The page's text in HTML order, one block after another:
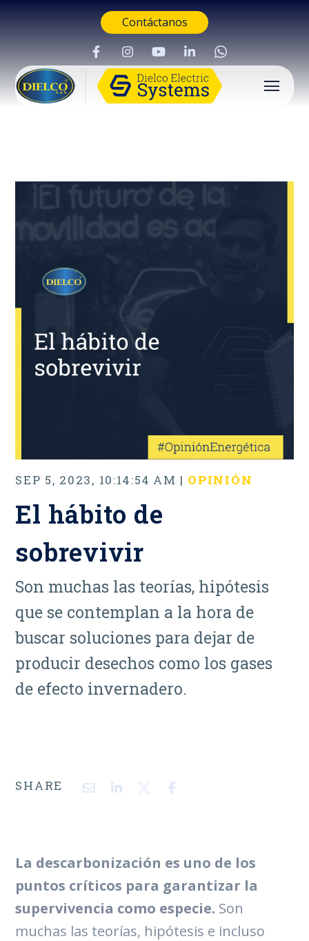
Contáctanos
Buscar
SEP 5, 2023, 10:14:54 AM | OPINIÓN
El hábito de
sobrevivir
Son muchas las teorías, hipótesis
que se contemplan a la hora de
buscar soluciones para dejar de
producir desechos como los gases
de efecto invernadero.
SHARE
La descarbonización es uno de los
puntos críticos para garantizar la
supervivencia como especie. Son
muchas las teorías, hipótesis e incluso